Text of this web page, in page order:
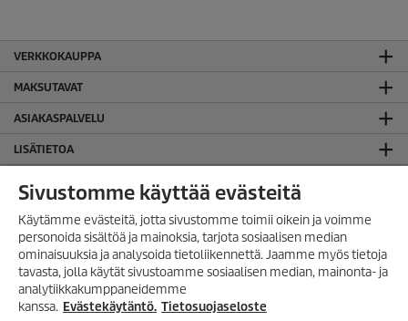
TILAA UUTISKIRJE!
seuraavasta ostosta 10%
VERKKOKAUPPA
MAKSUTAVAT
ASIAKASPALVELU
LISÄTIETOA
Evästekäytäntö
Takuuehdot
Tietosuojaseloste
Yleiset käyttöehdot
Sivustomme käyttää evästeitä
Käytämme evästeitä, jotta sivustomme toimii oikein ja voimme
personoida sisältöä ja mainoksia, tarjota sosiaalisen median
ominaisuuksia ja analysoida tietoliikennettä. Jaamme myös tietoja
tavasta, jolla käytät sivustoamme sosiaalisen median, mainonta- ja
analytiikkakumppaneidemme
kanssa. Evästekäytäntö. Tietosuojaseloste